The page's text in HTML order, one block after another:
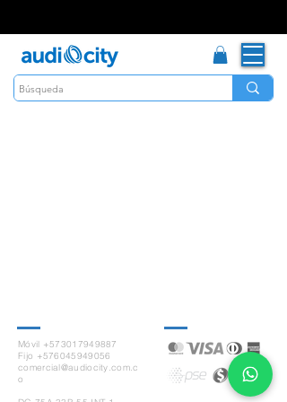
Móvil +573017949887
Fijo +576045949056
comercial@audiocity.com.c
o